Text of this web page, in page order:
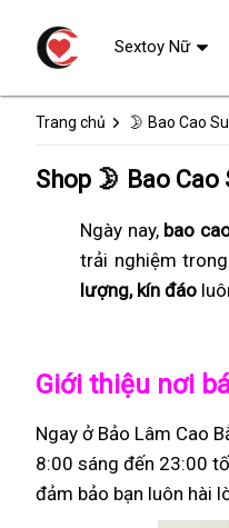
Trang chủ 🌛 Bao Cao
Shop 🌛 Bao
Ngày nay, bao
trải nghiệm
lượng, kín đáo
Giới thiệu nơi
Ngay ở Bảo Lâm Cao
8:00 sáng đến 23:00
đảm bảo bạn luôn hài
Sextoy Nữ